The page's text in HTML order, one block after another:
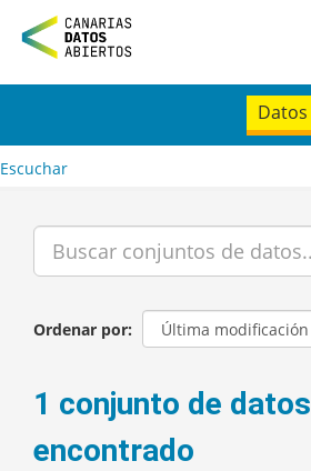
n
t
Datos
Escuchar
Ordenar por
1 conjunto de datos
encontrado